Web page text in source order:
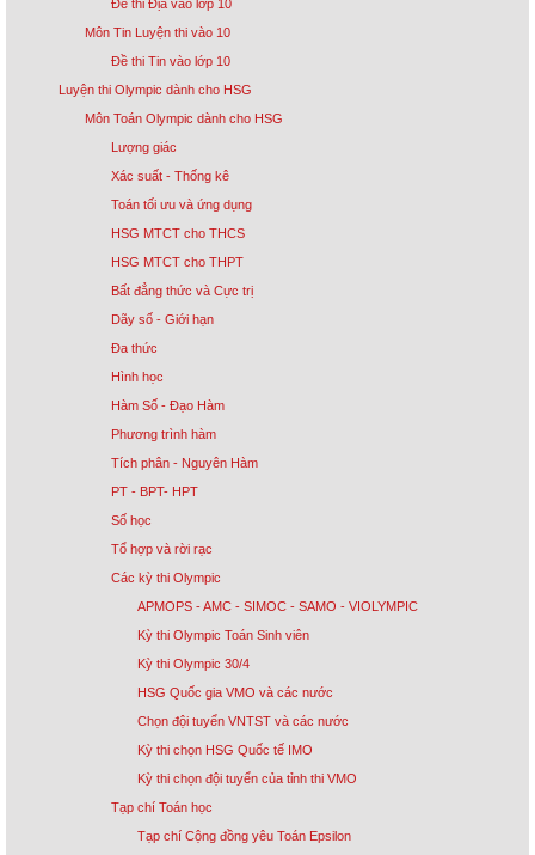
Đề thi Địa vào lớp 10
Môn Tin Luyện thi vào 10
Đề thi Tin vào lớp 10
Luyện thi Olympic dành cho HSG
Môn Toán Olympic dành cho HSG
Lượng giác
Xác suất - Thống kê
Toán tối ưu và ứng dụng
HSG MTCT cho THCS
HSG MTCT cho THPT
Bất đẳng thức và Cực trị
Dãy số - Giới hạn
Đa thức
Hình học
Hàm Số - Đạo Hàm
Phương trình hàm
Tích phân - Nguyên Hàm
PT - BPT- HPT
Số học
Tổ hợp và rời rạc
Các kỳ thi Olympic
APMOPS - AMC - SIMOC - SAMO - VIOLYMPIC
Kỳ thi Olympic Toán Sinh viên
Kỳ thi Olympic 30/4
HSG Quốc gia VMO và các nước
Chọn đội tuyển VNTST và các nước
Kỳ thi chọn HSG Quốc tế IMO
Kỳ thi chọn đội tuyển của tỉnh thi VMO
Tạp chí Toán học
Tạp chí Cộng đồng yêu Toán Epsilon